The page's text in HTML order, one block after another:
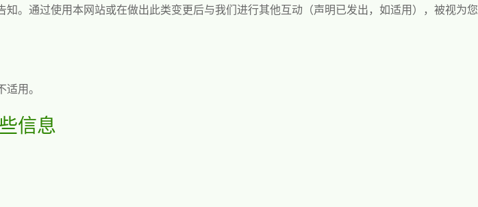
。通过使用本网站或在做出此类变更后与我们进行其他互动（声明已发出，如适用），被视为您
用。
信息